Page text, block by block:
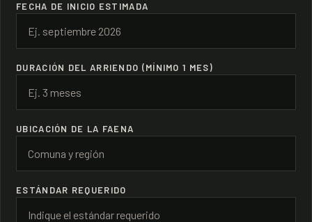
FECHA DE INICIO ESTIMADA
DURACIÓN DEL ARRIENDO (MÍNIMO 1 MES)
UBICACIÓN DE LA FAENA
ESTÁNDAR REQUERIDO